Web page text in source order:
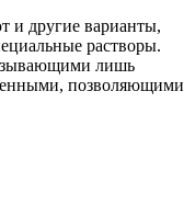
и другие варианты,
растворы.
лишь
позволяющими